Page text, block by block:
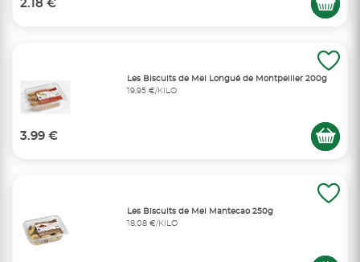
2.18 €
Les Biscuits de Mel Longué de Montpellier 200g
19,95 €/KILO
3.99 €
Les Biscuits de Mel Mantecao 250g
18,08 €/KILO